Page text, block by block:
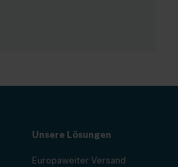
Unsere Lösungen
Europaweiter Versand